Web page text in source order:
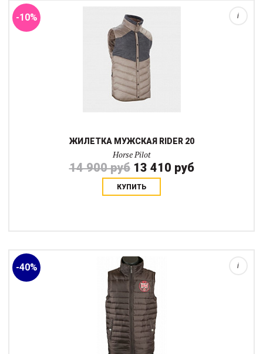
-10%
ЖИЛЕТКА МУЖСКАЯ RIDER 20
Horse Pilot
14 900 руб 13 410 руб
КУПИТЬ
i
-40% i